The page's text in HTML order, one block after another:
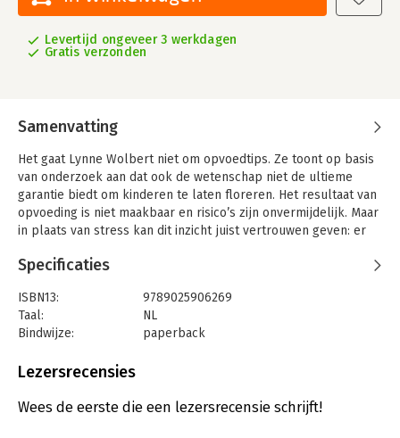
Levertijd ongeveer 3 werkdagen
Gratis verzonden
Samenvatting
Het gaat Lynne Wolbert niet om opvoedtips. Ze toont op basis
van onderzoek aan dat ook de wetenschap niet de ultieme
garantie biedt om kinderen te laten floreren. Het resultaat van
opvoeding is niet maakbaar en risico’s zijn onvermijdelijk. Maar
in plaats van stress kan dit inzicht juist vertrouwen geven: er
kind reageert.
Specificaties
ISBN13:
9789025906269
Taal:
NL
Bindwijze:
paperback
Uitgever:
Verschijningsdatum:
3-7-2018
Lezersrecensies
Wees de eerste die een lezersrecensie schrijft!